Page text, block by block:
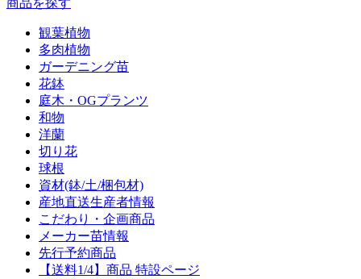
商品を探す
観葉植物
多肉植物
ガーデニング苗
花鉢
庭木・OGプランツ
和物
洋蘭
切り花
球根
資材(鉢/土/梱包材)
産地直送生産者情報
こだわり・企画商品
メーカー苗情報
先行予約商品
【送料1/4】商品 特設ページ